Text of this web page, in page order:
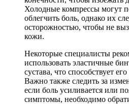
Холодные компрессы могут
облегчить боль, однако их
осторожностью, чтобы не
кожи.
Некоторые специалисты
использовать эластичные
сустава, что способствует
Важно также следить за
если боль усиливается или
симптомы, необходимо